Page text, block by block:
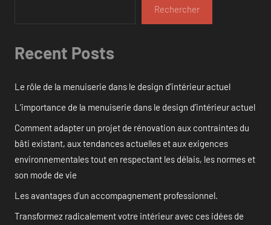
Rechercher
Recent Posts
Le rôle de la menuiserie dans le design d’intérieur actuel
L’importance de la menuiserie dans le design d’intérieur actuel
Comment adapter un projet de rénovation aux contraintes du
bâti existant, aux tendances actuelles et aux exigences
environnementales tout en respectant les délais, les normes et
son mode de vie
Les avantages d’un accompagnement professionnel.
Transformez radicalement votre intérieur avec ces idées de